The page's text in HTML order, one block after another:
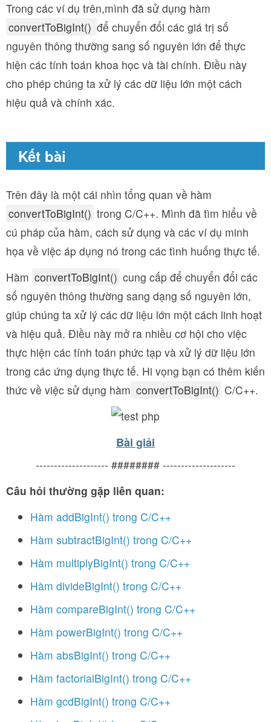
Trong các ví dụ trên,mình đã sử dụng hàm
convertToBigInt() để chuyển đổi các giá trị số
nguyên thông thường sang số nguyên lớn để thực
hiện các tính toán khoa học và tài chính. Điều này
cho phép chúng ta xử lý các dữ liệu lớn một cách
hiệu quả và chính xác.
Kết bài
Trên đây là một cái nhìn tổng quan về hàm
convertToBigInt() trong C/C++. Mình đã tìm hiểu về
cú pháp của hàm, cách sử dụng và các ví dụ minh
họa về việc áp dụng nó trong các tình huống thực tế.
Hàm convertToBigInt() cung cấp để chuyển đổi các
số nguyên thông thường sang dạng số nguyên lớn,
giúp chúng ta xử lý các dữ liệu lớn một cách linh hoạt
và hiệu quả. Điều này mở ra nhiều cơ hội cho việc
thực hiện các tính toán phức tạp và xử lý dữ liệu lớn
trong các ứng dụng thực tế. Hi vọng bạn có thêm kiến
thức về việc sử dụng hàm convertToBigInt() C/C++.
Bài giải
-------------------- ######## --------------------
Câu hỏi thường gặp liên quan:
Hàm addBigInt() trong C/C++
Hàm subtractBigInt() trong C/C++
Hàm multiplyBigInt() trong C/C++
Hàm divideBigInt() trong C/C++
Hàm compareBigInt() trong C/C++
Hàm powerBigInt() trong C/C++
Hàm absBigInt() trong C/C++
Hàm factorialBigInt() trong C/C++
Hàm gcdBigInt() trong C/C++